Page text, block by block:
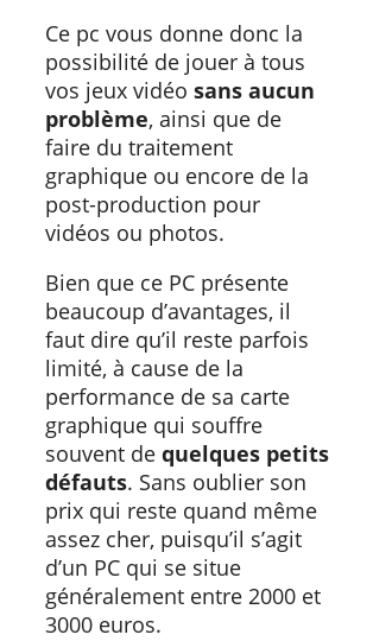
Ce pc vous donne donc la
possibilité de jouer à tous
vos jeux vidéo sans aucun
problème, ainsi que de
faire du traitement
graphique ou encore de la
post-production pour
vidéos ou photos.
Bien que ce PC présente
beaucoup d’avantages, il
faut dire qu’il reste parfois
limité, à cause de la
performance de sa carte
graphique qui souffre
souvent de quelques petits
défauts. Sans oublier son
prix qui reste quand même
assez cher, puisqu’il s’agit
d’un PC qui se situe
généralement entre 2000 et
3000 euros.